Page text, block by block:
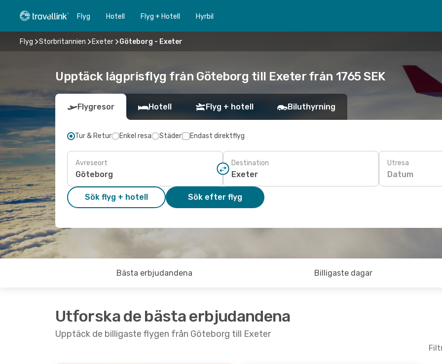
Flyg Hotell Flyg + Hotell Hyrbil
Flyg Storbritannien Exeter Göteborg - Exeter
Upptäck lågprisflyg från Göteborg till Exeter från 1765 SEK
Flygresor Hotell Flyg + hotell Biluthyrning
Tur & Retur Enkel resa Städer Endast direktflyg
Avreseort Destination Utresa
Datum
Sök flyg + hotell Sök efter flyg
Bästa erbjudandena Billigaste dagar
Utforska de bästa erbjudandena
Upptäck de billigaste flygen från Göteborg till Exeter